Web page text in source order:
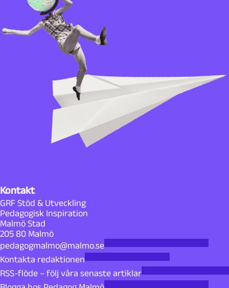
Kontakt
GRF Stöd & Utveckling
Pedagogisk Inspiration
Malmö Stad
205 80 Malmö
pedagogmalmo@malmo.se
Kontakta redaktionen
RSS-flöde – följ våra senaste artiklar